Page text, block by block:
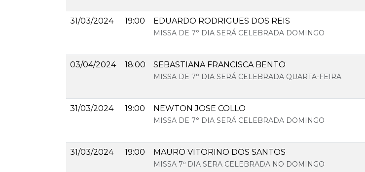
31/03/2024 19:00 EDUARDO RODRIGUES DOS REIS
MISSA DE 7° DIA SERÁ CELEBRADA DOMINGO
03/04/2024 18:00 SEBASTIANA FRANCISCA BENTO
MISSA DE 7° DIA SERÁ CELEBRADA QUARTA-FEIRA
31/03/2024 19:00 NEWTON JOSE COLLO
MISSA DE 7° DIA SERÁ CELEBRADA DOMINGO
31/03/2024 19:00 MAURO VITORINO DOS SANTOS
MISSA 7º DIA SERA CELEBRADA NO DOMINGO